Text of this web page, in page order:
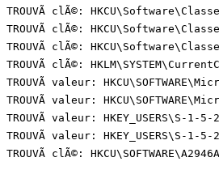
TROUVÃ clÃ©:
TROUVÃ clÃ©:
TROUVÃ clÃ©:
TROUVÃ clÃ©:
TROUVÃ valeur:
TROUVÃ valeur:
TROUVÃ valeur: HKEY_USERS\S-
TROUVÃ valeur: HKEY_USERS\S-
TROUVÃ clÃ©: